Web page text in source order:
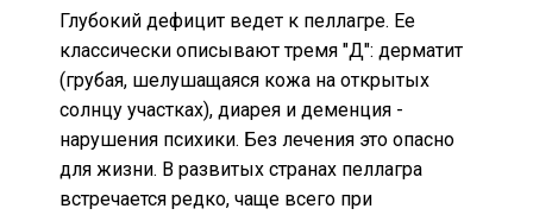
Глубокий дефицит ведет к пеллагре. Ее
классически описывают тремя "Д": дерматит
(грубая, шелушащаяся кожа на открытых
солнцу участках), диарея и деменция -
нарушения психики. Без лечения это опасно
для жизни. В развитых странах пеллагра
встречается редко, чаще всего при